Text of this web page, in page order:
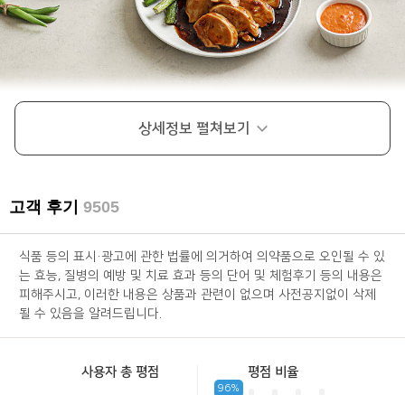
상세정보 펼쳐보기
고객 후기 9505
식품 등의 표시·광고에 관한 법률에 의거하여 의약품으로 오인될 수 있
는 효능, 질병의 예방 및 치료 효과 등의 단어 및 체험후기 등의 내용은
피해주시고, 이러한 내용은 상품과 관련이 없으며 사전공지없이 삭제
될 수 있음을 알려드립니다.
사용자 총 평점 평점 비율
96%